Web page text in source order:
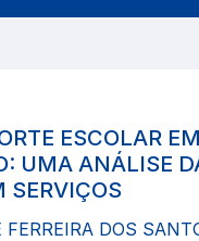
ESCOLAR
UMA ANÁLISE
SERVIÇOS
FERREIRA DOS